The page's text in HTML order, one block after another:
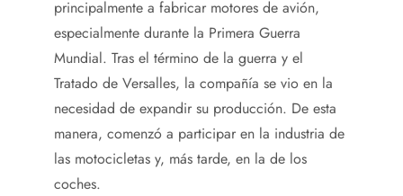
principalmente a fabricar motores de avión,
especialmente durante la Primera Guerra
Mundial. Tras el término de la guerra y el
Tratado de Versalles, la compañía se vio en la
necesidad de expandir su producción. De esta
manera, comenzó a participar en la industria de
las motocicletas y, más tarde, en la de los
coches.